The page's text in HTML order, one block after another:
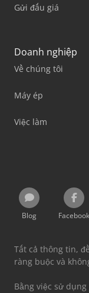
Gửi đấu giá
Doanh nghiệp
Về chúng tôi
Máy ép
Việc làm
Blog Facebook
Tất cả thông tin,
ràng buộc và
Bằng việc sử